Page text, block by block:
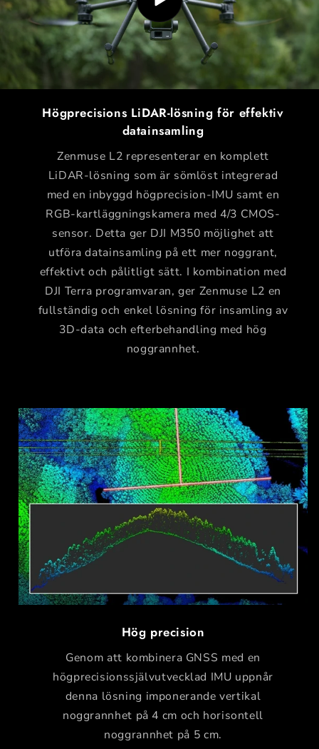
Högprecisions LiDAR-lösning för effektiv
datainsamling
Zenmuse L2 representerar en komplett
LiDAR-lösning som är sömlöst integrerad
med en inbyggd högprecision-IMU samt en
RGB-kartläggningskamera med 4/3 CMOS-
sensor. Detta ger DJI M350 möjlighet att
utföra datainsamling på ett mer noggrant,
effektivt och pålitligt sätt. I kombination med
DJI Terra programvaran, ger Zenmuse L2 en
fullständig och enkel lösning för insamling av
3D-data och efterbehandling med hög
noggrannhet.
Hög precision
Genom att kombinera GNSS med en
högprecisionssjälvutvecklad IMU uppnår
denna lösning imponerande vertikal
noggrannhet på 4 cm och horisontell
noggrannhet på 5 cm.